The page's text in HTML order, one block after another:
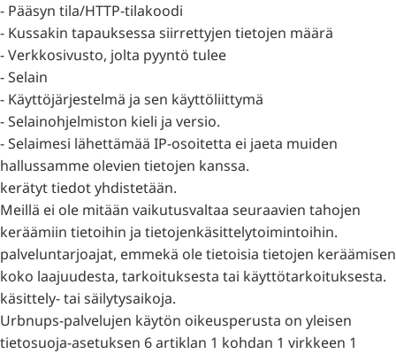
- Pääsyn tila/HTTP-tilakoodi
- Kussakin tapauksessa siirrettyjen tietojen määrä
- Verkkosivusto, jolta pyyntö tulee
- Selain
- Käyttöjärjestelmä ja sen käyttöliittymä
- Selainohjelmiston kieli ja versio.
- Selaimesi lähettämää IP-osoitetta ei jaeta muiden
hallussamme olevien tietojen kanssa.
kerätyt tiedot yhdistetään.
Meillä ei ole mitään vaikutusvaltaa seuraavien tahojen
keräämiin tietoihin ja tietojenkäsittelytoimintoihin.
palveluntarjoajat, emmekä ole tietoisia tietojen keräämisen
koko laajuudesta, tarkoituksesta tai käyttötarkoituksesta.
käsittely- tai säilytysaikoja.
Urbnups-palvelujen käytön oikeusperusta on yleisen
tietosuoja-asetuksen 6 artiklan 1 kohdan 1 virkkeen 1